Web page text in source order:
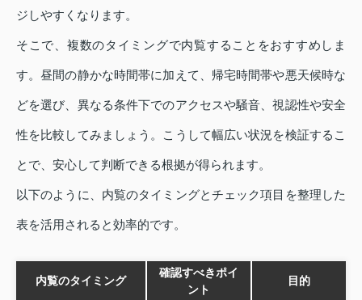
ジしやすくなります。
そこで、複数のタイミングで内覧することをおすすめしま
す。昼間の静かな時間帯に加えて、帰宅時間帯や悪天候時な
どを選び、異なる条件下でのアクセスや騒音、視認性や安全
性を比較してみましょう。こうして幅広い状況を検証するこ
とで、安心して判断できる根拠が得られます。
以下のように、内覧のタイミングとチェック項目を整理した
表を活用されると効率的です。
内覧のタイミング
確認すべきポイ
ント
目的